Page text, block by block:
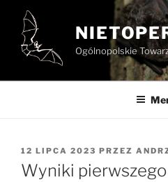
Przejdź
treści
Ogólnopolskie
OPUBLIKOWANE
W
12 LIPCA 2023 PRZEZ
Wyniki